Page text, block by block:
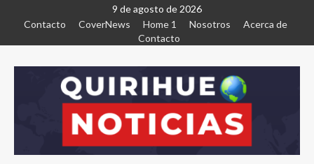
9 de agosto de 2026
Contacto
CoverNews Home 1 Nosotros
Acerca de
Contacto